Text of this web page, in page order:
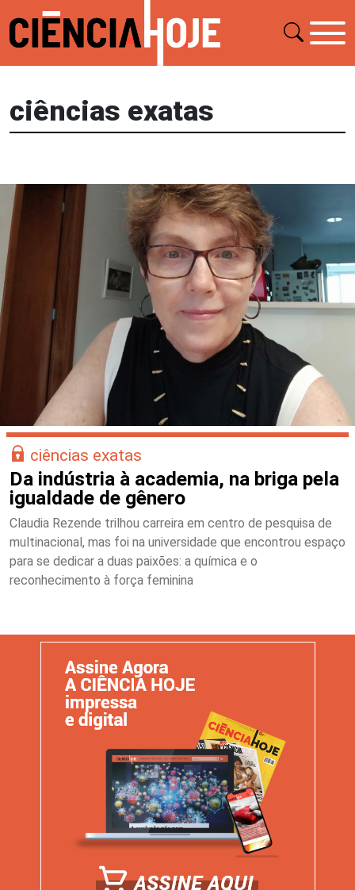
ciências exatas
ciências exatas
Da indústria à academia, na briga pela
igualdade de gênero
Claudia Rezende trilhou carreira em centro de pesquisa de
multinacional, mas foi na universidade que encontrou espaço
para se dedicar a duas paixões: a química e o
reconhecimento à força feminina